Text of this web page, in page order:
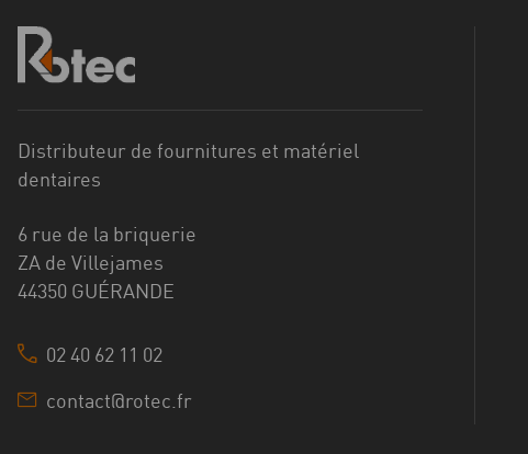
Distributeur de fournitures et matériel
dentaires
6 rue de la briquerie
ZA de Villejames
44350 GUÉRANDE
02 40 62 11 02
contact@rotec.fr